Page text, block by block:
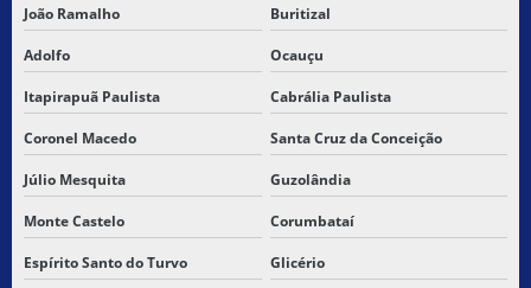
João Ramalho Buritizal
Adolfo Ocauçu
Itapirapuã Paulista Cabrália Paulista
Coronel Macedo Santa Cruz da Conceição
Júlio Mesquita Guzolândia
Monte Castelo Corumbataí
Espírito Santo do Turvo Glicério